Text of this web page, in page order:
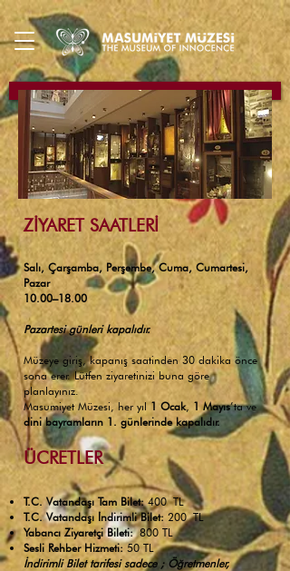
ZİYARET SAATLERİ
Salı, Çarşamba, Perşembe, Cuma, Cumartesi,
Pazar
10.00–18.00
Pazartesi günleri kapalıdır.
Müzeye giriş, kapanış saatinden 30 dakika önce
sona erer. Lütfen ziyaretinizi buna göre
planlayınız.
Masumiyet Müzesi, her yıl 1 Ocak,1 Mayıs’ta ve
dini bayramların 1. günlerinde kapalıdır.
ÜCRETLER ​
T.C. Vatandaşı Tam Bilet:400TL
T.C. Vatandaşı İndirimli Bilet: 200 TL
Yabancı Ziyaretçi Bileti:800 TL
Sesli Rehber Hizmeti: 50 TL
​İndirimli Bilet tarifesi sadece ; Öğretmenler,